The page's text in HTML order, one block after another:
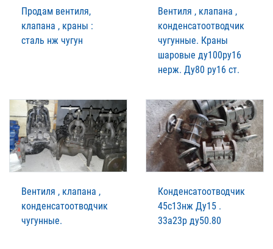
Продам вентиля,
клапана , краны :
сталь нж чугун
Вентиля , клапана ,
конденсатоотводчик
чугунные. Краны
шаровые ду100ру16
нерж. Ду80 ру16 ст.
Вентиля , клапана ,
конденсатоотводчик
чугунные.
Конденсатоотводчик
45с13нж Ду15 .
33а23р ду50.80